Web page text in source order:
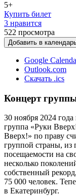
5+
Купить билет
3 нравится
522 просмотра
Добавить в
Google
Outlook.com
Скачать .ics
Концерт
30 ноября 2024
группа «Руки
Вверх!» по праву
группой страны, из
посещаемости на
несколько
собственный
75 000 человек.
в Екатеринбург.